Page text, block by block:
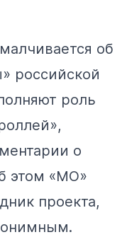
об
российской
роль
о
этом «МО»
проекта,